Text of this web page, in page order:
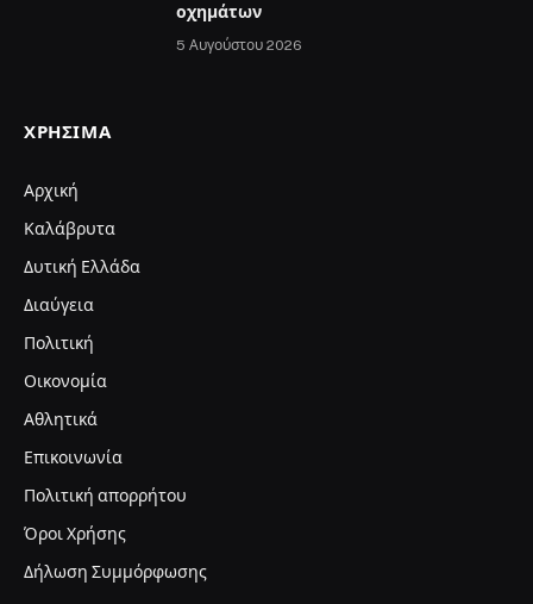
οχημάτων
5 Αυγούστου 2026
ΧΡΉΣΙΜΑ
Αρχική
Καλάβρυτα
Δυτική Ελλάδα
Διαύγεια
Πολιτική
Οικονομία
Αθλητικά
Επικοινωνία
Πολιτική απορρήτου
Όροι Χρήσης
Δήλωση Συμμόρφωσης